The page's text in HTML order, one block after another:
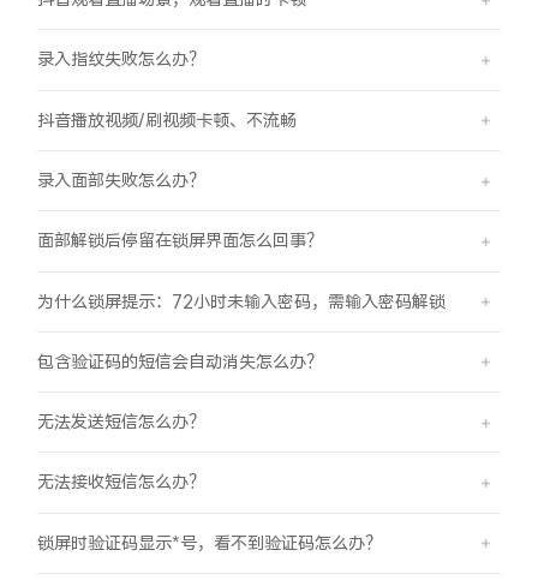
录入指纹失败怎么办？
抖音播放视频/刷视频卡顿、不流畅
录入面部失败怎么办？
面部解锁后停留在锁屏界面怎么回事？
为什么锁屏提示：72小时未输入密码，需输入密码解锁
包含验证码的短信会自动消失怎么办？
无法发送短信怎么办？
无法接收短信怎么办？
锁屏时验证码显示*号，看不到验证码怎么办？